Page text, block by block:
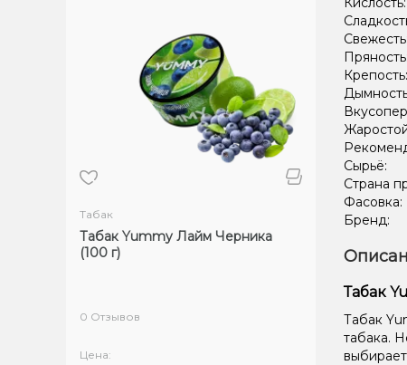
Табак
Табак Yummy Лайм Черника
(100 г)
0 Отзывов
Цена:
Свежесть:
Пряность:
Крепость:
Сырьё:
Страна
Фасовка:
Бренд:
Табак
Табак
табака.